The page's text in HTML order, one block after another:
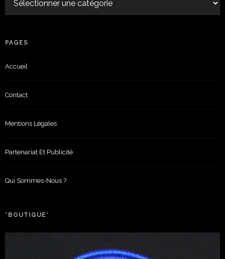
PAGES
Accueil
Contact
Mentions Légales
Partenariat Et Publicité
Qui Sommes-Nous ?
*BOUTIQUE*